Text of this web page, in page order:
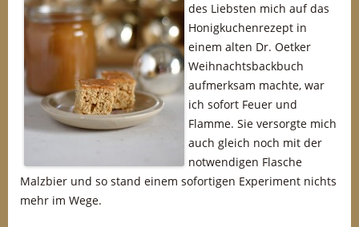
des Liebsten mich auf das
Honigkuchenrezept in
einem alten Dr. Oetker
Weihnachtsbackbuch
aufmerksam machte, war
ich sofort Feuer und
Flamme. Sie versorgte mich
auch gleich noch mit der
notwendigen Flasche
Malzbier und so stand einem sofortigen Experiment nichts
mehr im Wege.